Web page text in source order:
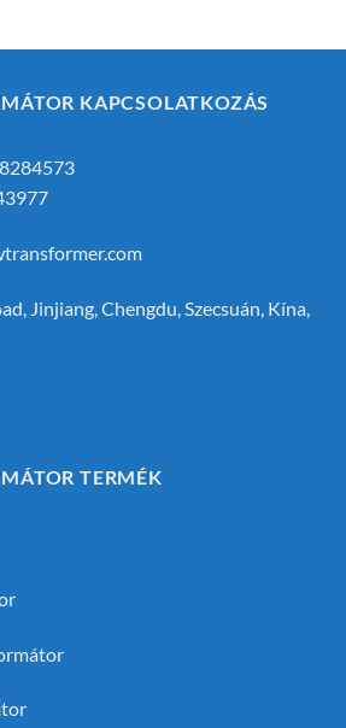
KAPCSOLATKOZÁS
Jinjiang, Chengdu, Szecsuán, Kína,
TERMÉK